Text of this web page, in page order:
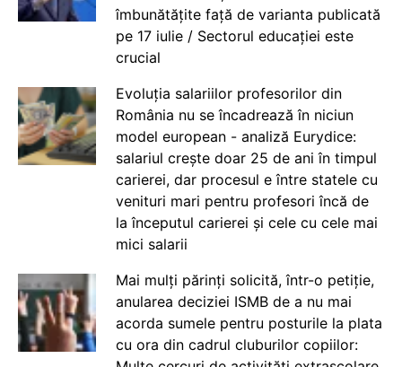
îmbunătățite față de varianta publicată
pe 17 iulie / Sectorul educației este
crucial
Evoluția salariilor profesorilor din
România nu se încadrează în niciun
model european - analiză Eurydice:
salariul crește doar 25 de ani în timpul
carierei, dar procesul e între statele cu
venituri mari pentru profesori încă de
la începutul carierei și cele cu cele mai
mici salarii
Mai mulți părinți solicită, într-o petiție,
anularea deciziei ISMB de a nu mai
acorda sumele pentru posturile la plata
cu ora din cadrul cluburilor copiilor: